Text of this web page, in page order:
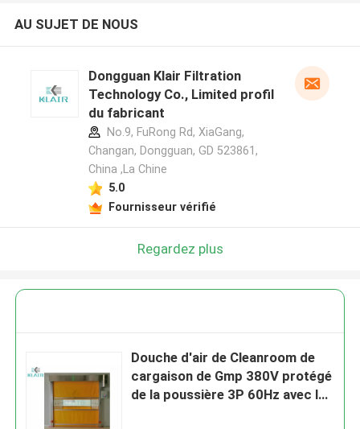
AU SUJET DE NOUS
Dongguan Klair Filtration
Technology Co., Limited profil
du fabricant
No.9, FuRong Rd, XiaGang,
Changan, Dongguan, GD 523861,
China ,La Chine
5.0
Fournisseur vérifié
Regardez plus
Douche d'air de Cleanroom de
cargaison de Gmp 380V protégé
de la poussière 3P 60Hz avec la